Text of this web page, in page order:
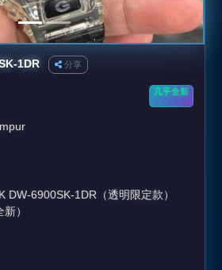
1DR 分享
几乎全新
DW-6900SK-1DR（透明限定款）
）